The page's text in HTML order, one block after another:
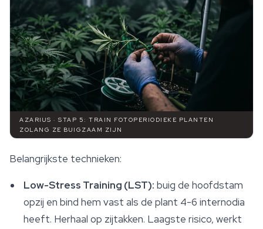
AZARIUS · STAP 5: TRAIN FOTOPERIODIEKE PLANTEN
ZOLANG ZE BUIGZAAM ZIJN
Belangrijkste technieken:
Low-Stress Training (LST): buig de hoofdstam
opzij en bind hem vast als de plant 4-6 internodia
heeft. Herhaal op zijtakken. Laagste risico, werkt